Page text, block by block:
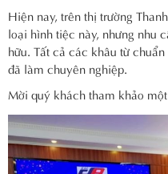
Hiện nay, trên thị trường
loại hình tiệc này, nhưng nhu
hữu. Tất cả các khâu từ
đã làm chuyên nghiệp.
Mời quý khách tham khảo